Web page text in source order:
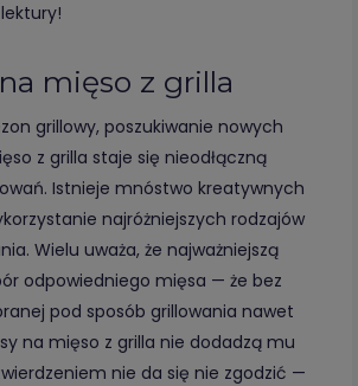
mięso z grilla
grillowy, poszukiwanie nowych
z grilla staje się nieodłączną
Istnieje mnóstwo kreatywnych
najróżniejszych rodzajów
Wielu uważa, że najważniejszą
odpowiedniego mięsa — że bez
pod sposób grillowania nawet
na mięso z grilla nie dodadzą mu
nie da się nie zgodzić —